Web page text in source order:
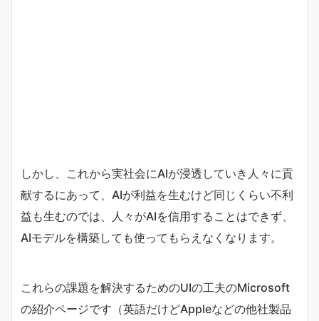
しかし、これから実社会にAIが浸透していき人々に貢
献するにあって、AIが利益を生むけど同じくらい不利
益も生むのでは、人々がAIを信用することはできず、
AIモデルを構築しても使ってもらえなくなります。
これらの課題を解決するためのUIの工夫のMicrosoft
の紹介ページです（英語だけどAppleなどの他社製品